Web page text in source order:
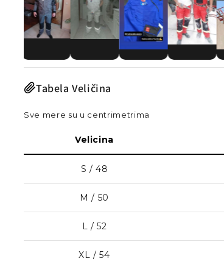
Tabela Veličina
Sve mere su u centrimetrima
Velicina
S / 48
M / 50
L / 52
XL / 54